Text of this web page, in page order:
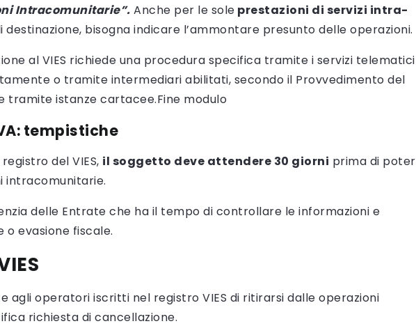
Intracomunitarie”. Anche per le sole prestazioni di servizi intra-
destinazione, bisogna indicare l’ammontare presunto delle operazioni.
al VIES richiede una procedura specifica tramite i servizi telematici
o tramite intermediari abilitati, secondo il Provvedimento del
tramite istanze cartacee.Fine modulo
tempistiche
del VIES, il soggetto deve attendere 30 giorni prima di poter
intracomunitarie.
delle Entrate che ha il tempo di controllare le informazioni e
o evasione fiscale.
agli operatori iscritti nel registro VIES di ritirarsi dalle operazioni
richiesta di cancellazione.